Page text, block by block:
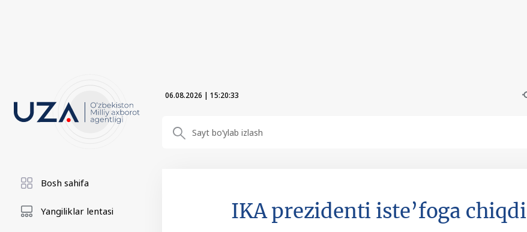
06.08.2026 | 15:20:33
Bosh sahifa
Yangiliklar lentasi IKA prezidenti iste’foga chiqdi